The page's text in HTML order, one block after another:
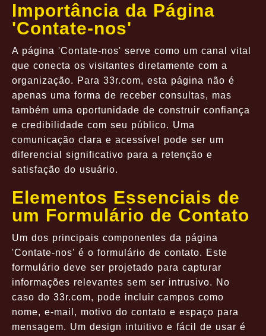
Importância da Página
'Contate-nos'
A página 'Contate-nos' serve como um canal vital
que conecta os visitantes diretamente com a
organização. Para 33r.com, esta página não é
apenas uma forma de receber consultas, mas
também uma oportunidade de construir confiança
e credibilidade com seu público. Uma
comunicação clara e acessível pode ser um
diferencial significativo para a retenção e
satisfação do usuário.
Elementos Essenciais de
um Formulário de Contato
Um dos principais componentes da página
'Contate-nos' é o formulário de contato. Este
formulário deve ser projetado para capturar
informações relevantes sem ser intrusivo. No
caso do 33r.com, pode incluir campos como
nome, e-mail, motivo do contato e espaço para
mensagem. Um design intuitivo e fácil de usar é